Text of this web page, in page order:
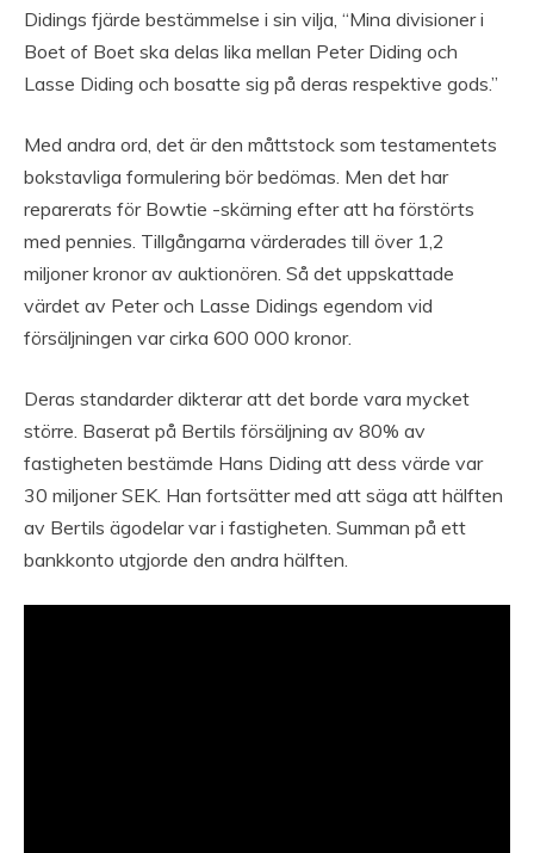
Didings fjärde bestämmelse i sin vilja, “Mina divisioner i
Boet of Boet ska delas lika mellan Peter Diding och
Lasse Diding och bosatte sig på deras respektive gods.”
Med andra ord, det är den måttstock som testamentets
bokstavliga formulering bör bedömas. Men det har
reparerats för Bowtie -skärning efter att ha förstörts
med pennies. Tillgångarna värderades till över 1,2
miljoner kronor av auktionören. Så det uppskattade
värdet av Peter och Lasse Didings egendom vid
försäljningen var cirka 600 000 kronor.
Deras standarder dikterar att det borde vara mycket
större. Baserat på Bertils försäljning av 80% av
fastigheten bestämde Hans Diding att dess värde var
30 miljoner SEK. Han fortsätter med att säga att hälften
av Bertils ägodelar var i fastigheten. Summan på ett
bankkonto utgjorde den andra hälften.